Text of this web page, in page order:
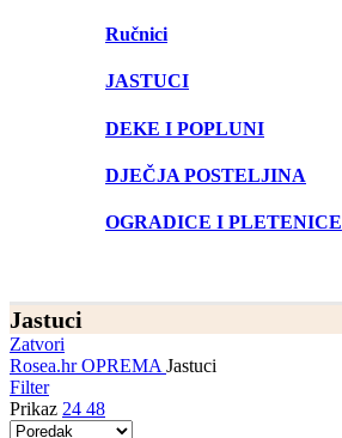
Ručnici
JASTUCI
DEKE I POPLUNI
DJEČJA POSTELJINA
OGRADICE I PLETENICE
Jastuci
Zatvori
Rosea.hrOPREMAJastuci
Filter
Prikaz 24 48